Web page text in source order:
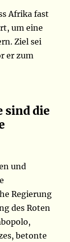
Afrika fast
um eine
Ziel sei
er zum
sind die
und
Regierung
des Roten
betonte